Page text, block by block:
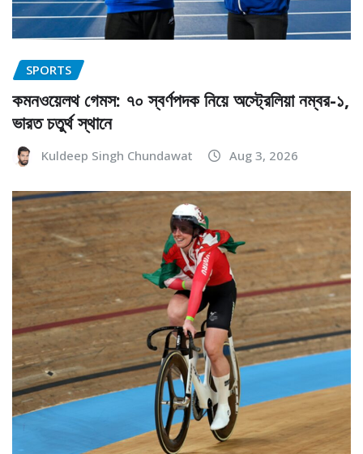
SPORTS
কমনওয়েলথ গেমস: ৭০ স্বর্ণপদক নিয়ে অস্ট্রেলিয়া নম্বর-১,
ভারত চতুর্থ স্থানে
Kuldeep Singh Chundawat Aug 3, 2026